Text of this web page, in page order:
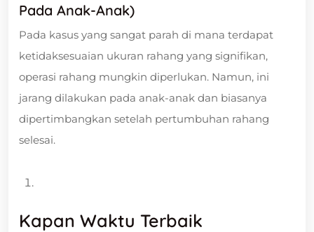
Pada Anak-Anak)
Pada kasus yang sangat parah di mana terdapat
ketidaksesuaian ukuran rahang yang signifikan,
operasi rahang mungkin diperlukan. Namun, ini
jarang dilakukan pada anak-anak dan biasanya
dipertimbangkan setelah pertumbuhan rahang
selesai.
Kapan Waktu Terbaik